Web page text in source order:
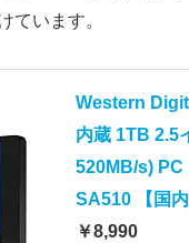
ています。
Western
内蔵 1TB 2.5
520MB/s) PC
SA510 【国
￥8,990